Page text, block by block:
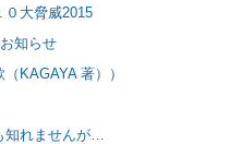
０大脅威2015
知らせ
KAGAYA 著））
知れませんが…